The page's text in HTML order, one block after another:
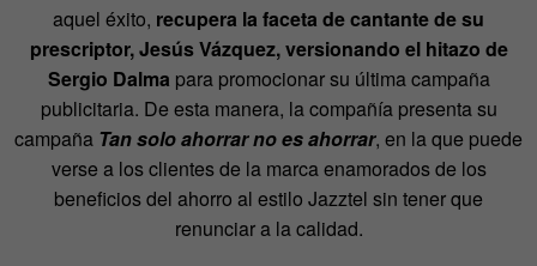
aquel éxito, recupera la faceta de cantante de su
prescriptor, Jesús Vázquez, versionando el hitazo de
Sergio Dalma para promocionar su última campaña
publicitaria. De esta manera, la compañía presenta su
campaña Tan solo ahorrar no es ahorrar, en la que puede
verse a los clientes de la marca enamorados de los
beneficios del ahorro al estilo Jazztel sin tener que
renunciar a la calidad.